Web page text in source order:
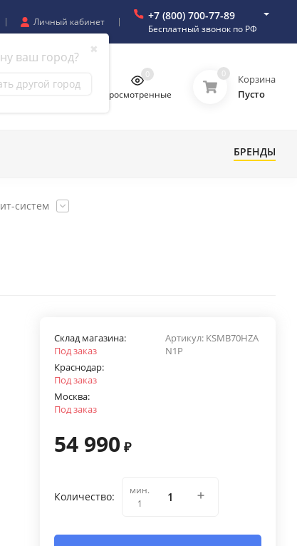
✖
ваш город?
другой город
Личный кабинет +7 (800) 700-77-89
Бесплатный звонок по РФ
Просмотренные
0 0
Корзина
Пусто
БРЕНДЫ
систем
Артикул: KSMB70HZA
N1P
Склад магазина:
Под заказ
Краснодар:
Под заказ
Москва:
Под заказ
54 990 ₽
Количество:
мин.
1